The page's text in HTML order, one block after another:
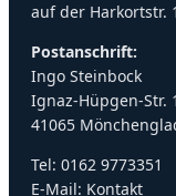
auf der Harkortstr.
Postanschrift:
Ingo Steinbock
Ignaz-Hüpgen-Str.
41065
Tel: 0162 9773351
E-Mail: Kontakt